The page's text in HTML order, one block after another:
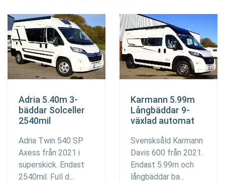
Adria 5.40m 3-
bäddar Solceller
2540mil
Adria Twin 540 SP
Axess från 2021 i
superskick. Endast
2540mil. Full d...
Karmann 5.99m
Långbäddar 9-
växlad automat
Svensksåld Karmann
Davis 600 från 2021.
Endast 5.99m och
långbäddar ba...